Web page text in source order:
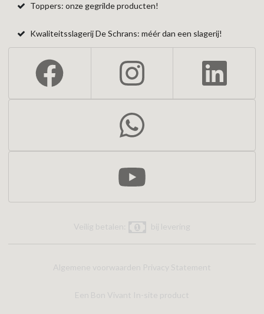
Toppers: onze gegrilde producten!
Kwaliteitsslagerij De Schrans: méér dan een slagerij!